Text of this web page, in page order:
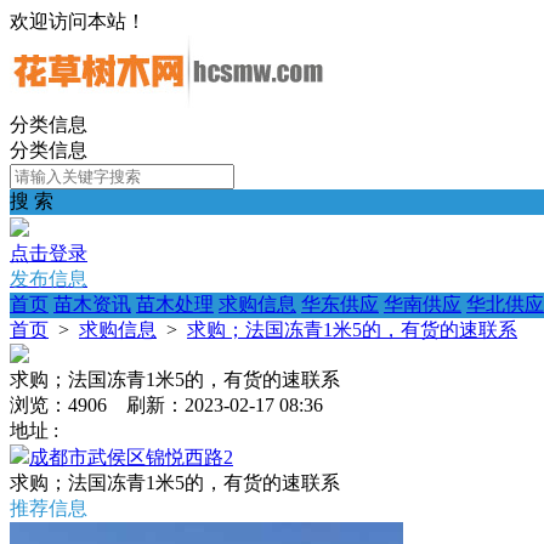
欢迎访问本站！
分类信息
分类信息
搜 索
点击登录
发布信息
首页 苗木资讯 苗木处理 求购信息 华东供应 华南供应 华北供应
首页 > 求购信息 > 求购；法国冻青1米5的，有货的速联系
求购；法国冻青1米5的，有货的速联系
浏览：4906 刷新：2023-02-17 08:36
地址 :
成都市武侯区锦悦西路2
求购；法国冻青1米5的，有货的速联系
推荐信息